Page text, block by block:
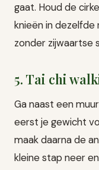
gaat. Houd de
knieën in dezelfde
zonder zijwaartse
5. Tai chi
Ga naast een
eerst je gewicht
maak daarna de
kleine stap neer